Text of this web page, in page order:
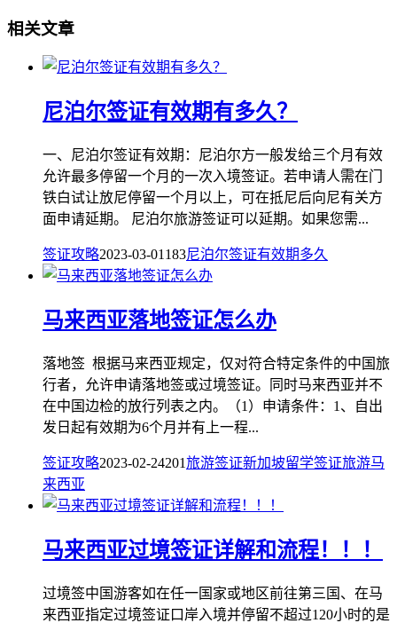
相关文章
尼泊尔签证有效期有多久？
一、尼泊尔签证有效期：尼泊尔方一般发给三个月有效
允许最多停留一个月的一次入境签证。若申请人需在门
铁白试让放尼停留一个月以上，可在抵尼后向尼有关方
面申请延期。 尼泊尔旅游签证可以延期。如果您需...
签证攻略2023-03-01 183尼泊尔签证有效期多久
马来西亚落地签证怎么办
落地签 根据马来西亚规定，仅对符合特定条件的中国旅
行者，允许申请落地签或过境签证。同时马来西亚并不
在中国边检的放行列表之内。（1）申请条件：1、自出
发日起有效期为6个月并有上一程...
签证攻略2023-02-24201旅游签证新加坡留学签证旅游马
来西亚
马来西亚过境签证详解和流程！！！
过境签中国游客如在任一国家或地区前往第三国、在马
来西亚指定过境签证口岸入境并停留不超过120小时的是